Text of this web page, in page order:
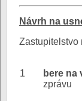
Návrh na
Zastupitelstvo
1 bere na
zprávu